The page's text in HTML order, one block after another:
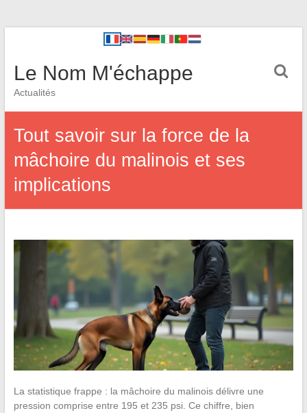
Le Nom M'échappe
Actualités
Tout savoir sur la force de la
mâchoire du malinois et ses
implications
La statistique frappe : la mâchoire du malinois délivre une
pression comprise entre 195 et 235 psi. Ce chiffre, bien